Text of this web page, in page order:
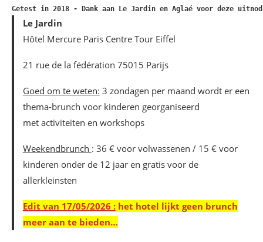
Getest in 2018 - Dank aan Le Jardin en Aglaé voor deze
Le Jardin
Hôtel Mercure Paris Centre Tour Eiffel
21 rue de la fédération 75015 Parijs
Goed om te weten: 3 zondagen per maand wordt er een
thema-brunch voor kinderen georganiseerd
met activiteiten en workshops
Weekendbrunch : 36 € voor volwassenen / 15 € voor
kinderen onder de 12 jaar en gratis voor de
allerkleinsten
Edit van 17/05/2026 :het hotel lijkt geen brunch
meer aan te bieden…